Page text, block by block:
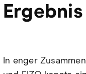
Ergebnis
In enger